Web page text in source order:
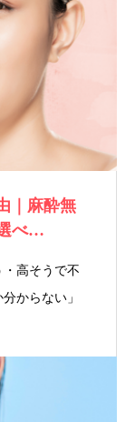
｜麻酔無
べ…
・高そうで不
からない」